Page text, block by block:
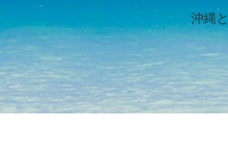
沖縄